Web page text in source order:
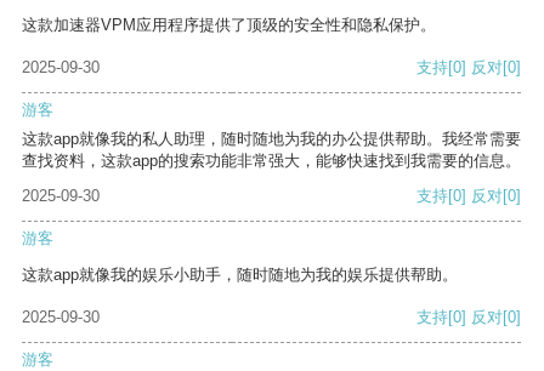
这款加速器VPM应用程序提供了顶级的安全性和隐私保护。
2025-09-30 支持[0] 反对[0]
游客
这款app就像我的私人助理，随时随地为我的办公提供帮助。我经常需要
查找资料，这款app的搜索功能非常强大，能够快速找到我需要的信息。
2025-09-30
支持[0] 反对[0]
游客
这款app就像我的娱乐小助手，随时随地为我的娱乐提供帮助。
2025-09-30 支持[0] 反对[0]
游客